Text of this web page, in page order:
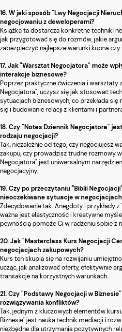
16. W jaki sposób "Lwy Negocjacji
negocjowaniu z deweloperami?
Książka ta dostarcza konkretne techniki
jak przygotować się do rozmów, jakie
zabezpieczyć najlepsze warunki kupna
17. Jak "Warsztat Negocjatora" może
interakcje biznesowe?
Poprzez praktyczne ćwiczenia i warsztaty
Negocjatora", uczysz się jak stosować
sytuacjach biznesowych, co przekłada
się i budowanie relacji z klientami i
18. Czy "Notes Dziennik Negocjatora"
rodzaju negocjacji?
Tak, niezależnie od tego, czy negocjujesz
zakupu, czy prowadzisz trudne rozmowy
Negocjatora" jest uniwersalnym
negocjacyjny.
19. Czy po przeczytaniu "Biblii
nieoczekiwane sytuacje w
Zdecydowanie tak. Anegdoty i przykłady z
ważna jest elastyczność i kreatywne
pewnością pomoże Ci w radzeniu sobie z
20. Jak "Masterclass Kurs Negocjacji
negocjacjach zakupowych?
Kurs ten skupia się na rozwijaniu
ucząc, jak analizować oferty, efektywnie
transakcje na korzystnych warunkach.
21. Czy "Podstawy Negocjacji w
rozwiązywania konfliktów?
Tak, jednym z kluczowych elementów
Biznesie" jest nauka technik mediacji i
niezbędne dla utrzymania pozytywnych